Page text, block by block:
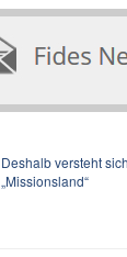
Deshalb versteht
„Missionsland“